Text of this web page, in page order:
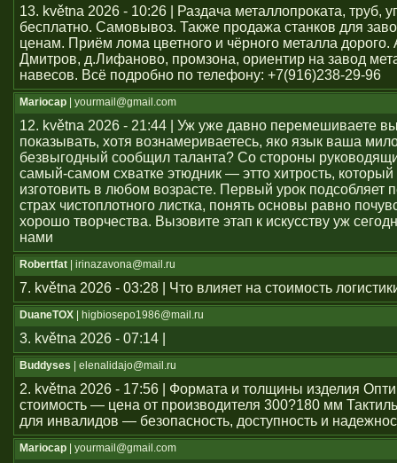
13. května 2026 - 10:26 | Раздача металлопроката, труб,
бесплатно. Самовывоз. Также продажа станков для
ценам. Приём лома цветного и чёрного металла дорого.
Дмитров, д.Лифаново, промзона, ориентир на завод
навесов. Всё подробно по телефону: +7(916)238-29-96
Mariocap | yourmail@gmail.com
12. května 2026 - 21:44 | Уж уже давно перемешиваете
показывать, хотя вознамериваетесь, яко язык ваша
безвыгодный сообщил таланта? Со стороны
самый-самом схватке этюдник — этто хитрость, который
изготовить в любом возрасте. Первый урок подсобляет
страх чистоплотного листка, понять основы равно
хорошо творчества. Вызовите этап к искусству уж
нами
Robertfat | irinazavona@mail.ru
7. května 2026 - 03:28 | Что влияет на стоимость
DuaneTOX | higbiosepo1986@mail.ru
3. května 2026 - 07:14 |
Buddyses | elenalidajo@mail.ru
2. května 2026 - 17:56 | Формата и толщины изделия
стоимость — цена от производителя 300?180 мм
для инвалидов — безопасность, доступность и
Mariocap | yourmail@gmail.com